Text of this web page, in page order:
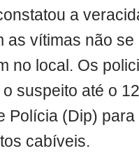
a
as vítimas não se
no local. Os
suspeito até o
Polícia (Dip) para
cabíveis.